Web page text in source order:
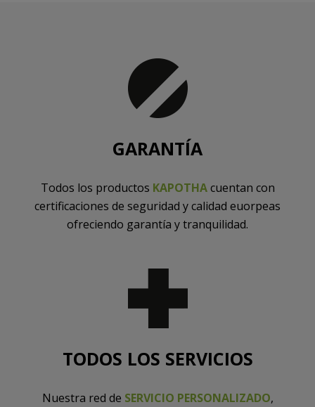
GARANTÍA
Todos los productos KAPOTHAcuentan con
certificaciones de seguridad y calidad euorpeas
ofreciendo garantía y tranquilidad.
TODOS LOS SERVICIOS
Nuestra red de SERVICIO PERSONALIZADO,